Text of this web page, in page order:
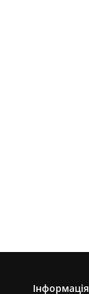
Інформація